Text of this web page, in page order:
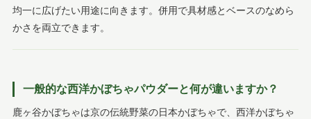
均一に広げたい用途に向きます。併用で具材感とベースのなめら
かさを両立できます。
一般的な西洋かぼちゃパウダーと何が違いますか？
鹿ヶ谷かぼちゃは京の伝統野菜の日本かぼちゃで、西洋かぼちゃ